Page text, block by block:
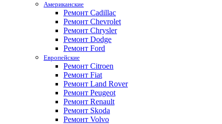
Американские
Ремонт Cadillac
Ремонт Chevrolet
Ремонт Chrysler
Ремонт Dodge
Ремонт Ford
Европейские
Ремонт Citroen
Ремонт Fiat
Ремонт Land Rover
Ремонт Peugeot
Ремонт Renault
Ремонт Skoda
Ремонт Volvo